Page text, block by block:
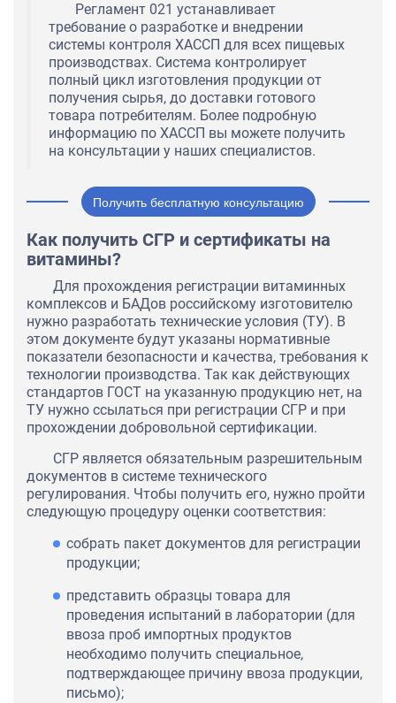
Регламент 021 устанавливает
требование о разработке и внедрении
системы контроля ХАССП для всех пищевых
производствах. Система контролирует
полный цикл изготовления продукции от
получения сырья, до доставки готового
товара потребителям. Более подробную
информацию по ХАССП вы можете получить
на консультации у наших специалистов.
Получить бесплатную консультацию
Как получить СГР и сертификаты на
витамины?
Для прохождения регистрации витаминных
комплексов и БАДов российскому изготовителю
нужно разработать технические условия (ТУ). В
этом документе будут указаны нормативные
показатели безопасности и качества, требования к
технологии производства. Так как действующих
стандартов ГОСТ на указанную продукцию нет, на
ТУ нужно ссылаться при регистрации СГР и при
прохождении добровольной сертификации.
СГР является обязательным разрешительным
документов в системе технического
регулирования. Чтобы получить его, нужно пройти
следующую процедуру оценки соответствия:
собрать пакет документов для регистрации
продукции;
представить образцы товара для
проведения испытаний в лаборатории (для
ввоза проб импортных продуктов
необходимо получить специальное,
подтверждающее причину ввоза продукции,
письмо);